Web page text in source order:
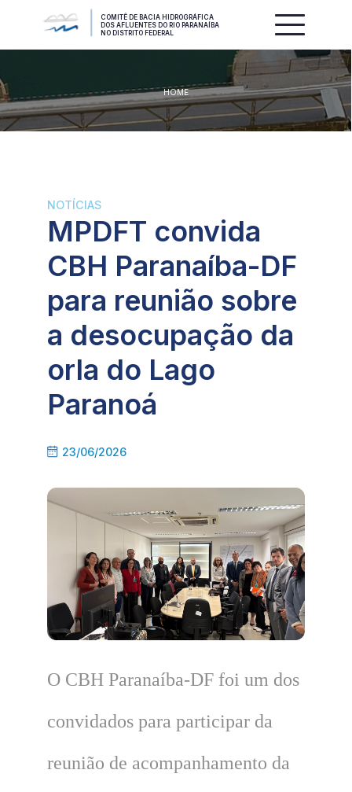
COMITÊ DE BACIA HIDROGRÁFICA
DOS AFLUENTES DO RIO PARANAÍBA
NO DISTRITO FEDERAL
HOME
NOTÍCIAS
MPDFT convida
CBH Paranaíba-DF
para reunião sobre
a desocupação da
orla do Lago
Paranoá
23/06/2026
O CBH Paranaíba-DF foi um dos
convidados para participar da
reunião de acompanhamento da